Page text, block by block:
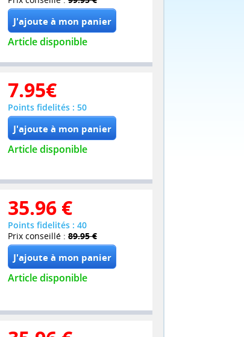
Article disponible
7.95€
Points fidelités : 50
Article disponible
35.96 €
Points fidelités : 40
Prix conseillé : 89.95 €
Article disponible